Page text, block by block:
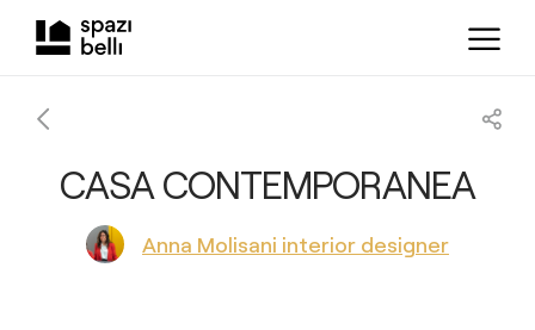
CASA CONTEMPORANEA
Anna Molisani interior designer